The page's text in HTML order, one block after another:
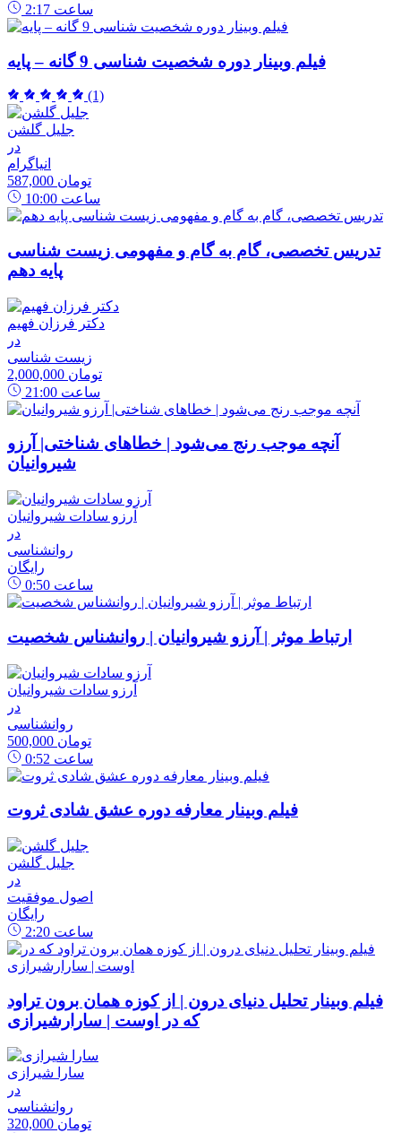
2:17 ساعت
فیلم وبینار دوره شخصیت شناسی 9 گانه – پایه
(1)
جلیل گلشن
در
انیاگرام
587,000 تومان
10:00 ساعت
تدریس تخصصی، گام به گام و مفهومی زیست شناسی
پایه دهم
دکتر فرزان فهیم
در
زیست شناسی
2,000,000 تومان
21:00 ساعت
آنچه موجب رنج می‌شود | خطاهای شناختی| آرزو
شیروانیان
آرزو سادات شیروانیان
در
روانشناسی
رایگان
0:50 ساعت
ارتباط موثر | آرزو شیروانیان | روانشناس شخصیت
آرزو سادات شیروانیان
در
روانشناسی
500,000 تومان
0:52 ساعت
فیلم وبینار معارفه دوره عشق شادی ثروت
جلیل گلشن
در
اصول موفقیت
رایگان
2:20 ساعت
فیلم وبینار تحلیل دنیای درون | از کوزه همان برون تراود
که در اوست | سارارشیرازی
سارا شیرازی
در
روانشناسی
320,000 تومان